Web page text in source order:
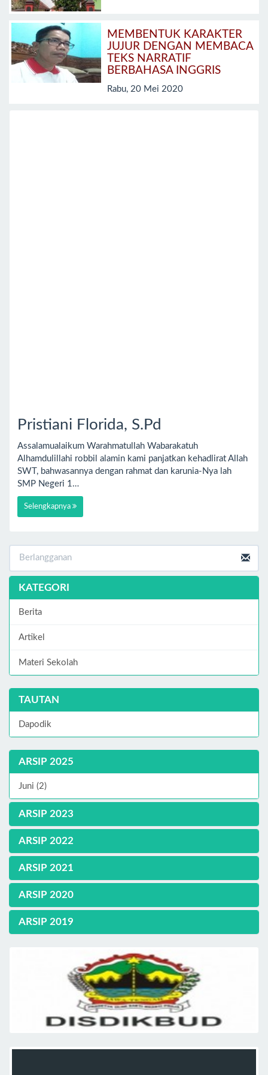
MEMBENTUK KARAKTER
JUJUR DENGAN MEMBACA
TEKS NARRATIF
BERBAHASA INGGRIS
Rabu, 20 Mei 2020
Pristiani Florida, S.Pd
Assalamualaikum Warahmatullah Wabarakatuh
Alhamdulillahi robbil alamin kami panjatkan kehadlirat Allah
SWT, bahwasannya dengan rahmat dan karunia-Nya lah
SMP Negeri 1…
Selengkapnya
KATEGORI
Berita
Artikel
Materi Sekolah
TAUTAN
Dapodik
ARSIP 2025
Juni (2)
ARSIP 2023
ARSIP 2022
ARSIP 2021
ARSIP 2020
ARSIP 2019